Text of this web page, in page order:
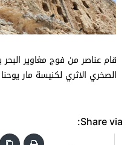
قام عناصر من فوج مغاوير
الصخري الاثري لكنيسة مار
Share via: